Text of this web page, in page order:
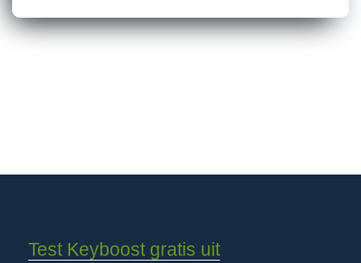
Test Keyboost gratis uit